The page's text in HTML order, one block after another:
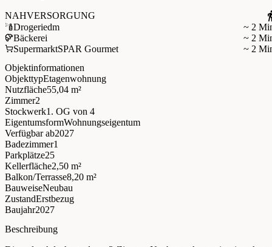
NAHVERSORGUNG
Drogeriedm
~ 2
Bäckerei
~ 2
SupermarktSPAR Gourmet
~ 2
Objektinformationen
ObjekttypEtagenwohnung
Nutzfläche55,04 m²
Zimmer2
Stockwerk1. OG von 4
EigentumsformWohnungseigentum
Verfügbar ab2027
Badezimmer1
Parkplätze25
Kellerfläche2,50 m²
Balkon/Terrasse8,20 m²
BauweiseNeubau
ZustandErstbezug
Baujahr2027
Beschreibung